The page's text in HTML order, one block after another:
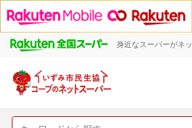
身近なスーパーがネ